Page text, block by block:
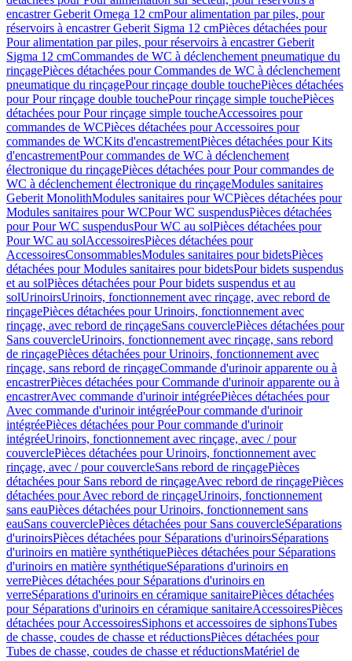
encastrer Geberit Omega 12 cmPour alimentation par piles, pour
réservoirs à encastrer Geberit Sigma 12 cmPièces détachées pour
Pour alimentation par piles, pour réservoirs à encastrer Geberit
Sigma 12 cmCommandes de WC à déclenchement pneumatique du
rinçagePièces détachées pour Commandes de WC à déclenchement
pneumatique du rinçagePour rinçage double touchePièces détachées
pour Pour rinçage double touchePour rinçage simple touchePièces
détachées pour Pour rinçage simple toucheAccessoires pour
commandes de WCPièces détachées pour Accessoires pour
commandes de WCKits d'encastrementPièces détachées pour Kits
d'encastrementPour commandes de WC à déclenchement
électronique du rinçagePièces détachées pour Pour commandes de
WC à déclenchement électronique du rinçageModules sanitaires
Geberit MonolithModules sanitaires pour WCPièces détachées pour
Modules sanitaires pour WCPour WC suspendusPièces détachées
pour Pour WC suspendusPour WC au solPièces détachées pour
Pour WC au solAccessoiresPièces détachées pour
AccessoiresConsommablesModules sanitaires pour bidetsPièces
détachées pour Modules sanitaires pour bidetsPour bidets suspendus
et au solPièces détachées pour Pour bidets suspendus et au
solUrinoirsUrinoirs, fonctionnement avec rinçage, avec rebord de
rinçagePièces détachées pour Urinoirs, fonctionnement avec
rinçage, avec rebord de rinçageSans couverclePièces détachées pour
Sans couvercleUrinoirs, fonctionnement avec rinçage, sans rebord
de rinçagePièces détachées pour Urinoirs, fonctionnement avec
rinçage, sans rebord de rinçageCommande d'urinoir apparente ou à
encastrerPièces détachées pour Commande d'urinoir apparente ou à
encastrerAvec commande d'urinoir intégréePièces détachées pour
Avec commande d'urinoir intégréePour commande d'urinoir
intégréePièces détachées pour Pour commande d'urinoir
intégréeUrinoirs, fonctionnement avec rinçage, avec / pour
couverclePièces détachées pour Urinoirs, fonctionnement avec
rinçage, avec / pour couvercleSans rebord de rinçagePièces
détachées pour Sans rebord de rinçageAvec rebord de rinçagePièces
détachées pour Avec rebord de rinçageUrinoirs, fonctionnement
sans eauPièces détachées pour Urinoirs, fonctionnement sans
eauSans couverclePièces détachées pour Sans couvercleSéparations
d'urinoirsPièces détachées pour Séparations d'urinoirsSéparations
d'urinoirs en matière synthétiquePièces détachées pour Séparations
d'urinoirs en matière synthétiqueSéparations d'urinoirs en
verrePièces détachées pour Séparations d'urinoirs en
verreSéparations d'urinoirs en céramique sanitairePièces détachées
pour Séparations d'urinoirs en céramique sanitaireAccessoiresPièces
détachées pour AccessoiresSiphons et accessoires de siphonsTubes
de chasse, coudes de chasse et réductionsPièces détachées pour
Tubes de chasse, coudes de chasse et réductionsMatériel de